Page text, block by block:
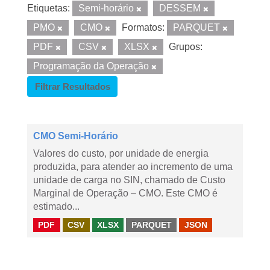
Etiquetas: Semi-horário
DESSEM
PMO
CMO Formatos:
PARQUET
PDF
CSV XLSX
Grupos:
Programação da Operação
Filtrar Resultados
CMO Semi-Horário
Valores do custo, por unidade de energia
produzida, para atender ao incremento de uma
unidade de carga no SIN, chamado de Custo
Marginal de Operação – CMO. Este CMO é
estimado...
PDF CSV XLSX PARQUET JSON